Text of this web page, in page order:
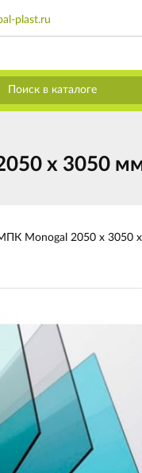
plast.ru
х 3050
Monogal 2050 х 3050